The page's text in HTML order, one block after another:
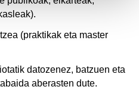
(praktikak eta master
datozenez, batzuen eta
aberasten dute.